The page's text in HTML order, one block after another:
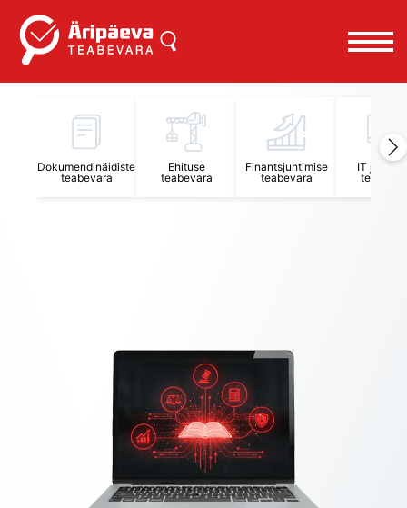
Dokumendinäidiste
teabevara
Ehituse
teabevara
Finantsjuhtimise
teabevara
IT